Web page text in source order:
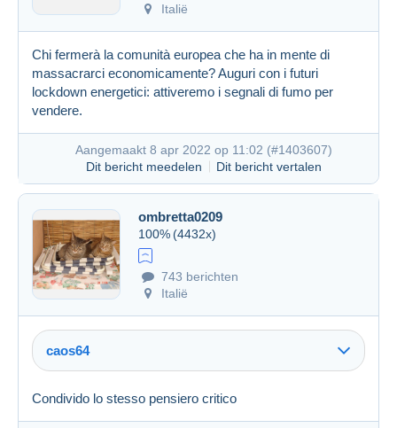
Italië
Chi fermerà la comunità europea che ha in mente di
massacrarci economicamente? Auguri con i futuri
lockdown energetici: attiveremo i segnali di fumo per
vendere.
Aangemaakt 8 apr 2022 op 11:02 (#1403607)
Dit bericht meedelen
Dit bericht vertalen
ombretta0209
100% (4432x)
743 berichten
Italië
caos64
Condivido lo stesso pensiero critico